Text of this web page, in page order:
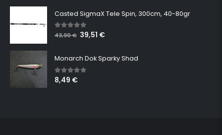
Casted SigmaX Tele Spin, 300cm, 40-80gr
5.00out of 5
43,90€ 39,51 €
Monarch Dok Sparky Shad
5.00 out of 5
8,49 €